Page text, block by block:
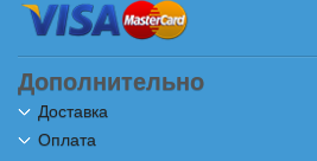
Дополнительно
Доставка
Оплата